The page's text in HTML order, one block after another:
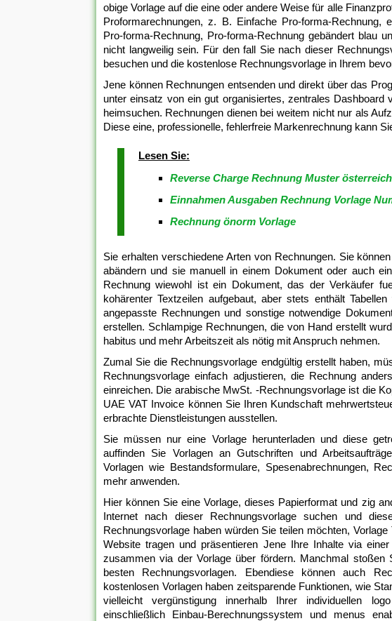
obige Vorlage auf die eine oder andere Weise für alle
Proformarechnungen, z. B. Einfache Pro-forma-Rechnung,
Pro-forma-Rechnung, Pro-forma-Rechnung gebändert blau
nicht langweilig sein. Für den fall Sie nach dieser
besuchen und die kostenlose Rechnungsvorlage in Ihrem
Jene können Rechnungen entsenden und direkt über das
unter einsatz von ein gut organisiertes, zentrales
heimsuchen. Rechnungen dienen bei weitem nicht nur als
Diese eine, professionelle, fehlerfreie Markenrechnung kann
Lesen Sie:
Reverse Charge Rechnung Muster österreich
Einnahmen Ausgaben Rechnung Vorlage
Rechnung önorm Vorlage
Sie erhalten verschiedene Arten von Rechnungen. Sie
abändern und sie manuell in einem Dokument oder auch
Rechnung wiewohl ist ein Dokument, das der Verkäufer
kohärenter Textzeilen aufgebaut, aber stets enthält
angepasste Rechnungen und sonstige notwendige
erstellen. Schlampige Rechnungen, die von Hand erstellt
habitus und mehr Arbeitszeit als nötig mit Anspruch nehmen.
Zumal Sie die Rechnungsvorlage endgültig erstellt haben,
Rechnungsvorlage einfach adjustieren, die Rechnung
einreichen. Die arabische MwSt. -Rechnungsvorlage ist die
UAE VAT Invoice können Sie Ihren Kundschaft
erbrachte Dienstleistungen ausstellen.
Sie müssen nur eine Vorlage herunterladen und diese
auffinden Sie Vorlagen an Gutschriften und
Vorlagen wie Bestandsformulare, Spesenabrechnungen,
mehr anwenden.
Hier können Sie eine Vorlage, dieses Papierformat und zig
Internet nach dieser Rechnungsvorlage suchen und
Rechnungsvorlage haben würden Sie teilen möchten,
Website tragen und präsentieren Jene Ihre Inhalte via
zusammen via der Vorlage über fördern. Manchmal
besten Rechnungsvorlagen. Ebendiese können auch
kostenlosen Vorlagen haben zeitsparende Funktionen, wie
vielleicht vergünstigung innerhalb Ihrer individuellen
einschließlich Einbau-Berechnungssystem und menus